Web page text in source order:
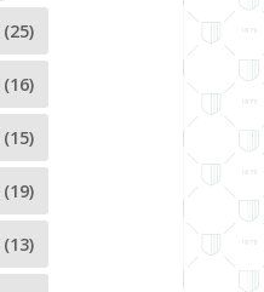
(25)
(16)
(15)
(19)
(13)